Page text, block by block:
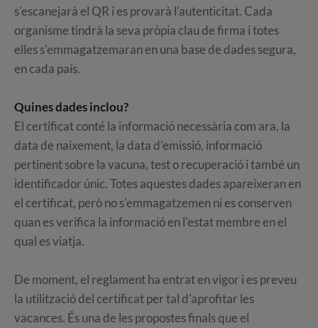
s'escanejarà el QR i es provarà l'autenticitat. Cada
organisme tindrà la seva pròpia clau de firma i totes
elles s'emmagatzemaran en una base de dades segura,
en cada país.
Quines dades inclou?
El certificat conté la informació necessària com ara, la
data de naixement, la data d'emissió, informació
pertinent sobre la vacuna, test o recuperació i també un
identificador únic. Totes aquestes dades apareixeran en
el certificat, però no s'emmagatzemen ni es conserven
quan es verifica la informació en l'estat membre en el
qual es viatja.
De moment, el reglament ha entrat en vigor i es preveu
la utilització del certificat per tal d'aprofitar les
vacances. És una de les propostes finals que el